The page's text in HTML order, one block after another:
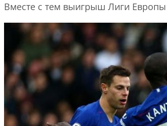
Вместе с тем выигрыш Лиги Европы